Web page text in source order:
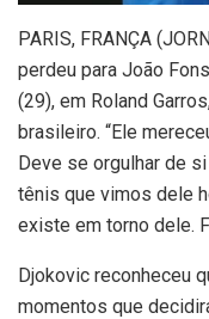
PARIS, FRANÇA
perdeu para João
(29), em Roland
brasileiro. “Ele
Deve se orgulhar de
tênis que vimos dele
existe em torno dele.
Djokovic reconheceu
momentos que